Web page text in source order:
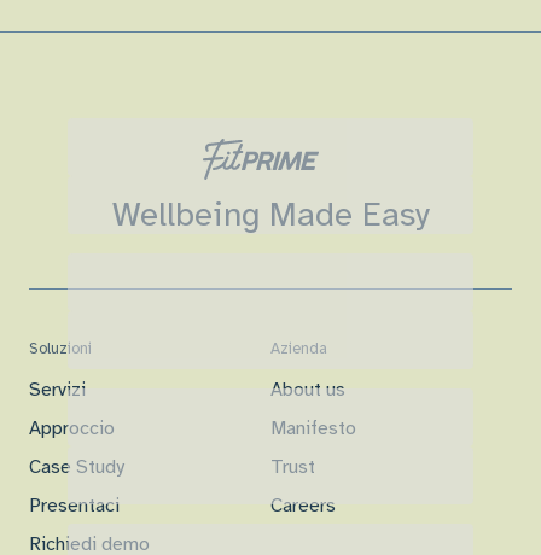
Wellbeing Made Easy
Soluzioni
Servizi
Approccio
Case Study
Presentaci
Richiedi demo
Azienda
About us
Manifesto
Trust
Careers